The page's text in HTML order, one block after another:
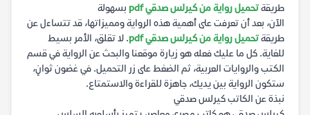
طريقةتحميل رواية من كيرلس صدقي pdf
بسهولة
الآن، بعد أن تعرفت على أهمية هذه الرواية ومميزاتها، قد تتساءل عن
طريقةتحميل رواية من كيرلس صدقي pdf
. لا تقلق، الأمر بسيط
للغاية. كل ما عليك فعله هو زيارة موقعنا والبحث عن الرواية في قسم
الكتب والروايات العربية، ثم الضغط على زر التحميل. في غضون ثوانٍ،
ستكون الرواية بين يديك، جاهزة للقراءة والاستمتاع.
نبذة عن الكاتب كيرلس صدقي